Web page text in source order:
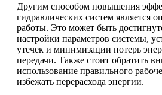
Другим способом повышения
гидравлических систем является
работы. Это может быть
настройки параметров системы,
утечек и минимизации потерь
передачи. Также стоит обратить
использование правильного
избежать перерасхода энергии.